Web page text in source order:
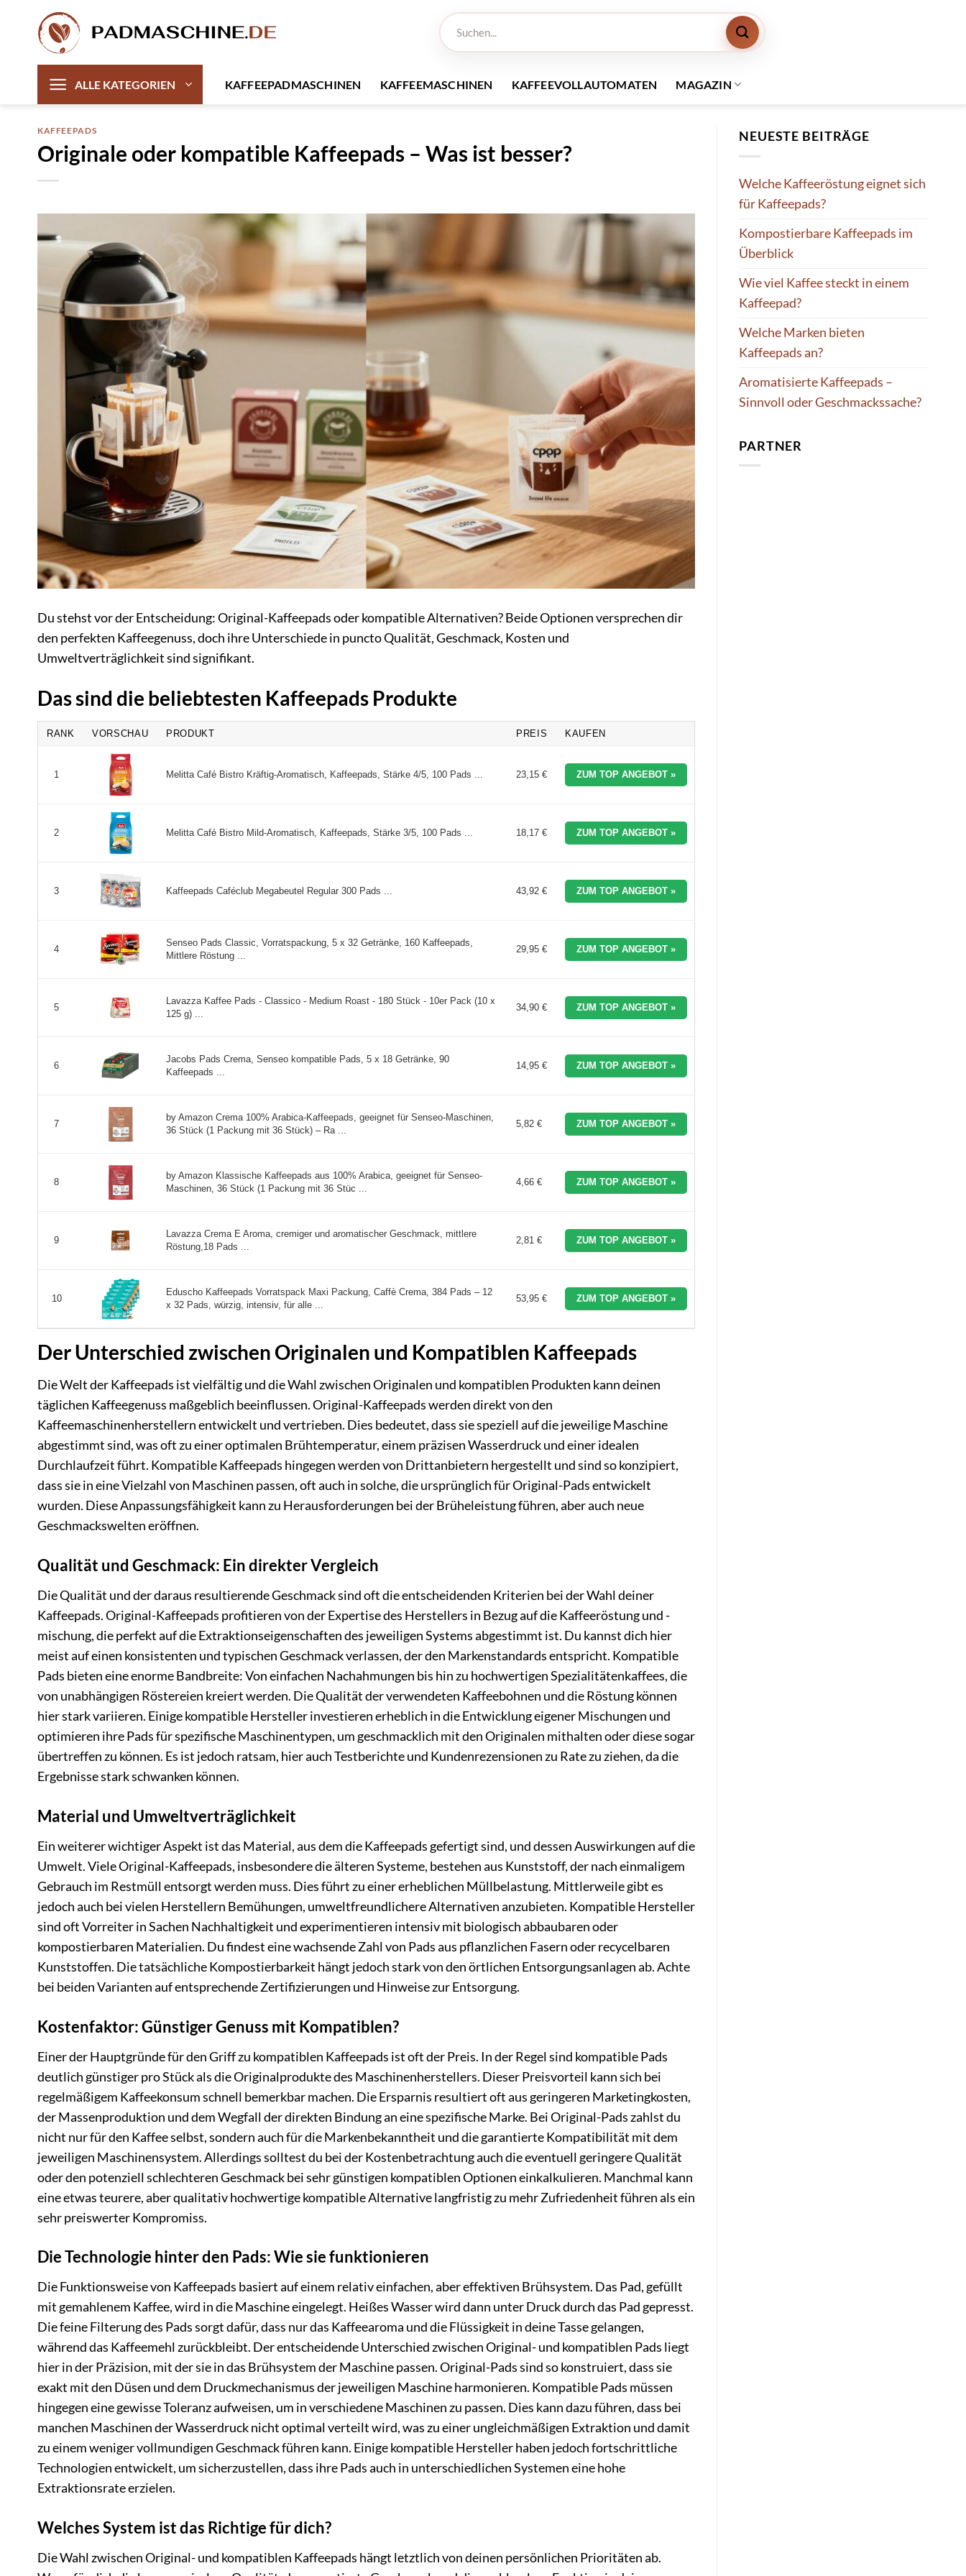
springen
Suchen
nach:
ALLE KATEGORIEN KAFFEEPADMASCHINEN KAFFEEMASCHINEN KAFFEEVOLLAUTOMATEN MAGAZIN
KAFFEEPADS
Originale oder kompatible Kaffeepads – Was ist besser?
Du stehst vor der Entscheidung: Original-Kaffeepads oder kompatible Alternativen? Beide Optionen versprechen dir
den perfekten Kaffeegenuss, doch ihre Unterschiede in puncto Qualität, Geschmack, Kosten und
Umweltverträglichkeit sind signifikant.
Das sind die beliebtesten Kaffeepads Produkte
RANK VORSCHAU PRODUKT PREIS KAUFEN
1 Melitta Café Bistro Kräftig-Aromatisch, Kaffeepads, Stärke 4/5, 100 Pads ... 23,15 € ZUM TOP ANGEBOT »
2 Melitta Café Bistro Mild-Aromatisch, Kaffeepads, Stärke 3/5, 100 Pads ... 18,17 € ZUM TOP ANGEBOT »
3 Kaffeepads Caféclub Megabeutel Regular 300 Pads ... 43,92 € ZUM TOP ANGEBOT »
4
Senseo Pads Classic, Vorratspackung, 5 x 32 Getränke, 160 Kaffeepads,
Mittlere Röstung ...
29,95 € ZUM TOP ANGEBOT »
5
Lavazza Kaffee Pads - Classico - Medium Roast - 180 Stück - 10er Pack (10 x
125 g) ...
34,90 € ZUM TOP ANGEBOT »
6
Jacobs Pads Crema, Senseo kompatible Pads, 5 x 18 Getränke, 90
Kaffeepads ...
14,95 € ZUM TOP ANGEBOT »
7
by Amazon Crema 100% Arabica-Kaffeepads, geeignet für Senseo-Maschinen,
36 Stück (1 Packung mit 36 Stück) – Ra ...
5,82 € ZUM TOP ANGEBOT »
8
by Amazon Klassische Kaffeepads aus 100% Arabica, geeignet für Senseo-
Maschinen, 36 Stück (1 Packung mit 36 Stüc ...
4,66 € ZUM TOP ANGEBOT »
9
Lavazza Crema E Aroma, cremiger und aromatischer Geschmack, mittlere
Röstung,18 Pads ...
2,81 € ZUM TOP ANGEBOT »
10
Eduscho Kaffeepads Vorratspack Maxi Packung, Caffè Crema, 384 Pads – 12
x 32 Pads, würzig, intensiv, für alle ...
53,95 € ZUM TOP ANGEBOT »
Der Unterschied zwischen Originalen und Kompatiblen Kaffeepads
Die Welt der Kaffeepads ist vielfältig und die Wahl zwischen Originalen und kompatiblen Produkten kann deinen
täglichen Kaffeegenuss maßgeblich beeinflussen. Original-Kaffeepads werden direkt von den
Kaffeemaschinenherstellern entwickelt und vertrieben. Dies bedeutet, dass sie speziell auf die jeweilige Maschine
abgestimmt sind, was oft zu einer optimalen Brühtemperatur, einem präzisen Wasserdruck und einer idealen
Durchlaufzeit führt. Kompatible Kaffeepads hingegen werden von Drittanbietern hergestellt und sind so konzipiert,
dass sie in eine Vielzahl von Maschinen passen, oft auch in solche, die ursprünglich für Original-Pads entwickelt
wurden. Diese Anpassungsfähigkeit kann zu Herausforderungen bei der Brüheleistung führen, aber auch neue
Geschmackswelten eröffnen.
Qualität und Geschmack: Ein direkter Vergleich
Die Qualität und der daraus resultierende Geschmack sind oft die entscheidenden Kriterien bei der Wahl deiner
Kaffeepads. Original-Kaffeepads profitieren von der Expertise des Herstellers in Bezug auf die Kaffeeröstung und -
mischung, die perfekt auf die Extraktionseigenschaften des jeweiligen Systems abgestimmt ist. Du kannst dich hier
meist auf einen konsistenten und typischen Geschmack verlassen, der den Markenstandards entspricht. Kompatible
Pads bieten eine enorme Bandbreite: Von einfachen Nachahmungen bis hin zu hochwertigen Spezialitätenkaffees, die
von unabhängigen Röstereien kreiert werden. Die Qualität der verwendeten Kaffeebohnen und die Röstung können
hier stark variieren. Einige kompatible Hersteller investieren erheblich in die Entwicklung eigener Mischungen und
optimieren ihre Pads für spezifische Maschinentypen, um geschmacklich mit den Originalen mithalten oder diese sogar
übertreffen zu können. Es ist jedoch ratsam, hier auch Testberichte und Kundenrezensionen zu Rate zu ziehen, da die
Ergebnisse stark schwanken können.
Material und Umweltverträglichkeit
Ein weiterer wichtiger Aspekt ist das Material, aus dem die Kaffeepads gefertigt sind, und dessen Auswirkungen auf die
Umwelt. Viele Original-Kaffeepads, insbesondere die älteren Systeme, bestehen aus Kunststoff, der nach einmaligem
Gebrauch im Restmüll entsorgt werden muss. Dies führt zu einer erheblichen Müllbelastung. Mittlerweile gibt es
jedoch auch bei vielen Herstellern Bemühungen, umweltfreundlichere Alternativen anzubieten. Kompatible Hersteller
sind oft Vorreiter in Sachen Nachhaltigkeit und experimentieren intensiv mit biologisch abbaubaren oder
kompostierbaren Materialien. Du findest eine wachsende Zahl von Pads aus pflanzlichen Fasern oder recycelbaren
Kunststoffen. Die tatsächliche Kompostierbarkeit hängt jedoch stark von den örtlichen Entsorgungsanlagen ab. Achte
bei beiden Varianten auf entsprechende Zertifizierungen und Hinweise zur Entsorgung.
Kostenfaktor: Günstiger Genuss mit Kompatiblen?
Einer der Hauptgründe für den Griff zu kompatiblen Kaffeepads ist oft der Preis. In der Regel sind kompatible Pads
deutlich günstiger pro Stück als die Originalprodukte des Maschinenherstellers. Dieser Preisvorteil kann sich bei
regelmäßigem Kaffeekonsum schnell bemerkbar machen. Die Ersparnis resultiert oft aus geringeren Marketingkosten,
der Massenproduktion und dem Wegfall der direkten Bindung an eine spezifische Marke. Bei Original-Pads zahlst du
nicht nur für den Kaffee selbst, sondern auch für die Markenbekanntheit und die garantierte Kompatibilität mit dem
jeweiligen Maschinensystem. Allerdings solltest du bei der Kostenbetrachtung auch die eventuell geringere Qualität
oder den potenziell schlechteren Geschmack bei sehr günstigen kompatiblen Optionen einkalkulieren. Manchmal kann
eine etwas teurere, aber qualitativ hochwertige kompatible Alternative langfristig zu mehr Zufriedenheit führen als ein
sehr preiswerter Kompromiss.
Die Technologie hinter den Pads: Wie sie funktionieren
Die Funktionsweise von Kaffeepads basiert auf einem relativ einfachen, aber effektiven Brühsystem. Das Pad, gefüllt
mit gemahlenem Kaffee, wird in die Maschine eingelegt. Heißes Wasser wird dann unter Druck durch das Pad gepresst.
Die feine Filterung des Pads sorgt dafür, dass nur das Kaffeearoma und die Flüssigkeit in deine Tasse gelangen,
während das Kaffeemehl zurückbleibt. Der entscheidende Unterschied zwischen Original- und kompatiblen Pads liegt
hier in der Präzision, mit der sie in das Brühsystem der Maschine passen. Original-Pads sind so konstruiert, dass sie
exakt mit den Düsen und dem Druckmechanismus der jeweiligen Maschine harmonieren. Kompatible Pads müssen
hingegen eine gewisse Toleranz aufweisen, um in verschiedene Maschinen zu passen. Dies kann dazu führen, dass bei
manchen Maschinen der Wasserdruck nicht optimal verteilt wird, was zu einer ungleichmäßigen Extraktion und damit
zu einem weniger vollmundigen Geschmack führen kann. Einige kompatible Hersteller haben jedoch fortschrittliche
Technologien entwickelt, um sicherzustellen, dass ihre Pads auch in unterschiedlichen Systemen eine hohe
Extraktionsrate erzielen.
Welches System ist das Richtige für dich?
Die Wahl zwischen Original- und kompatiblen Kaffeepads hängt letztlich von deinen persönlichen Prioritäten ab.
NEUESTE BEITRÄGE
Welche Kaffeeröstung eignet sich
für Kaffeepads?
Kompostierbare Kaffeepads im
Überblick
Wie viel Kaffee steckt in einem
Kaffeepad?
Welche Marken bieten
Kaffeepads an?
Aromatisierte Kaffeepads –
Sinnvoll oder Geschmackssache?
PARTNER